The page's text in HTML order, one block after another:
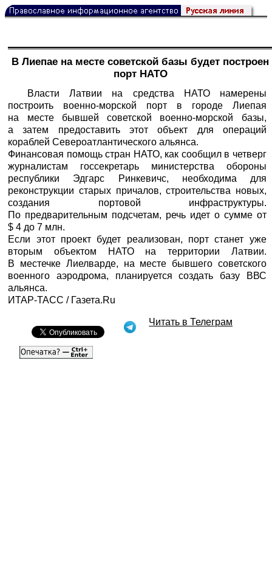
В Лиепае на месте советской базы будет построен
порт НАТО
Власти Латвии на средства НАТО намерены
построить военно-морской порт в городе Лиепая
на месте бывшей советской военно-морской базы,
а затем предоставить этот объект для операций
кораблей Североатлантического альянса.
Финансовая помощь стран НАТО, как сообщил в четверг
журналистам госсекретарь министерства обороны
республики Эдгарс Ринкевичс, необходима для
реконструкции старых причалов, строительства новых,
создания портовой инфраструктуры.
По предварительным подсчетам, речь идет о сумме от
$ 4 до 7 млн.
Если этот проект будет реализован, порт станет уже
вторым объектом НАТО на территории Латвии.
В местечке Лиелварде, на месте бывшего советского
военного аэродрома, планируется создать базу ВВС
альянса.
ИТАР-ТАСС / Газета.Ru
Читать в Телеграм